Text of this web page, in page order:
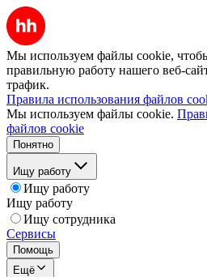
Мы используем файлы cookie,
правильную работу нашего веб-
трафик.
Правила использования файлов
Мы используем файлы cookie.
файлов cookie
Понятно
Ищу работу
Ищу работу
Ищу работу
Ищу сотрудника
Сервисы
Помощь
Ещё